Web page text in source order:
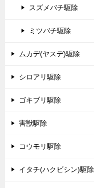
スズメバチ駆除
ミツバチ駆除
ムカデ(ヤスデ)駆除
シロアリ駆除
ゴキブリ駆除
害獣駆除
コウモリ駆除
イタチ(ハクビシン)駆除